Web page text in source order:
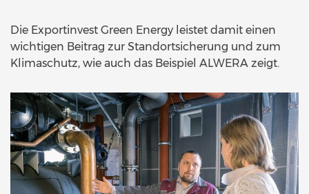
Die Exportinvest Green Energy leistet damit einen
wichtigen Beitrag zur Standortsicherung und zum
Klimaschutz, wie auch das Beispiel ALWERA zeigt.